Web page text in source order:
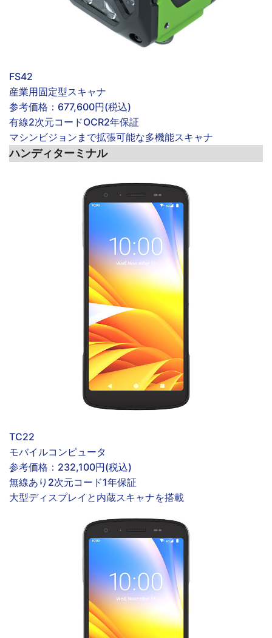
FS42
産業用固定型スキャナ
参考価格： 677,600円(税込)
有線2次元コードOCR2年保証
マシンビジョンまで拡張可能な多機能スキャナ
ハンディターミナル
TC22
モバイルコンピュータ
参考価格： 232,100円(税込)
無線あり 2次元コード1年保証
大型ディスプレイと内蔵スキャナを搭載